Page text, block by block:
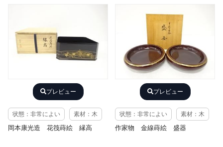
プレビュー
状態：非常によい 素材：木
岡本康光造 花筏蒔絵 縁高
プレビュー
状態：非常によい 素材：木
作家物 金線蒔絵 盛器